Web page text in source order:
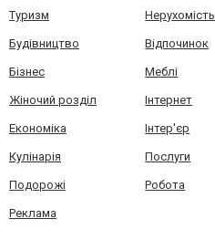
Туризм Нерухомість
Будівництво Відпочинок
Бізнес Меблі
Жіночий розділ Інтернет
Економіка Інтер'єр
Кулінарія Послуги
Подорожі Робота
Реклама